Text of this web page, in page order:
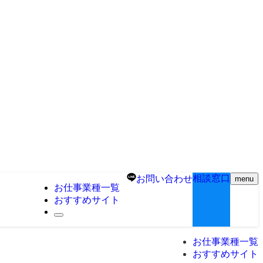
お仕事業種一覧
おすすめサイト
お問い合わせ相談窓口 menu
お仕事業種一覧
おすすめサイト